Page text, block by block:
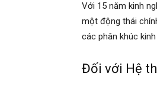
Với 15 năm kinh
một động thái
các phân khúc
Đối với Hệ